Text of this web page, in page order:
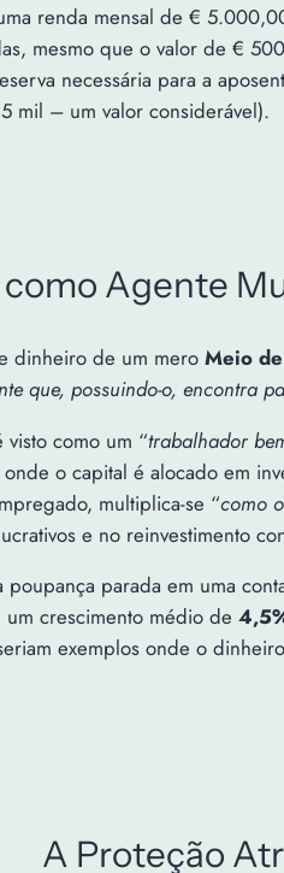
renda mensal de €
mesmo que o valor de €
necessária para a
mil – um valor considerável).
como Agente
dinheiro de um mero Meio
que, possuindo-o, encontra
como um “trabalhador
onde o capital é alocado em
multiplica-se “como
e no reinvestimento
poupança parada em uma
crescimento médio de
exemplos onde o
A Proteção